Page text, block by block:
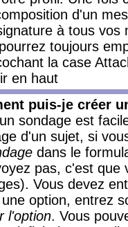
d'un
à tous vos
toujours
la case
en haut
puis-je créer
sondage est
d'un sujet, si
dans le
pas, c'est que
Vous devez
option, entrez
l'option. Vous